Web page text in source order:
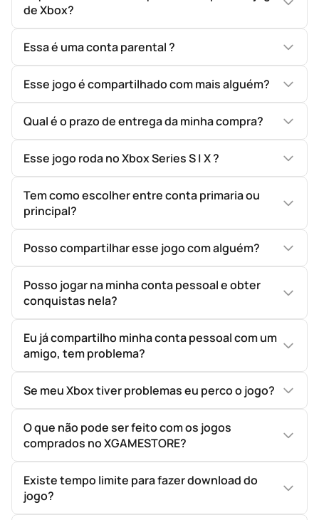
de Xbox?
Essa é uma conta parental ?
Esse jogo é compartilhado com mais alguém?
Qual é o prazo de entrega da minha compra?
Esse jogo roda no Xbox Series S | X ?
Tem como escolher entre conta primaria ou
principal?
Posso compartilhar esse jogo com alguém?
Posso jogar na minha conta pessoal e obter
conquistas nela?
Eu já compartilho minha conta pessoal com um
amigo, tem problema?
Se meu Xbox tiver problemas eu perco o jogo?
O que não pode ser feito com os jogos
comprados no XGAMESTORE?
Existe tempo limite para fazer download do
jogo?